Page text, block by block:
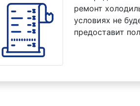
ремонт
условиях не
предоставит